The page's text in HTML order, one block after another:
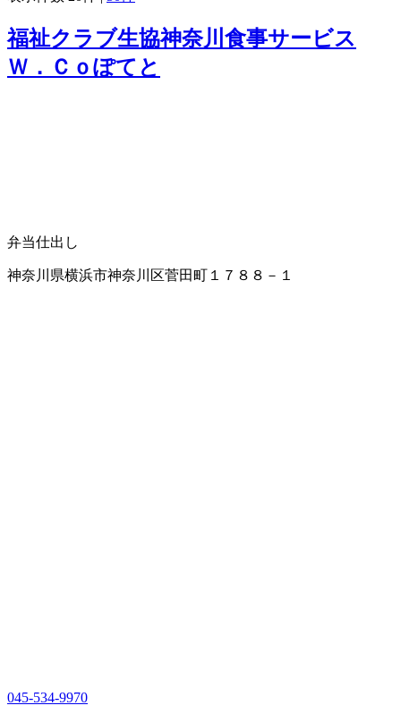
福祉クラブ生協神奈川食事サービス
Ｗ．Ｃｏぽてと
弁当仕出し
神奈川県横浜市神奈川区菅田町１７８８－１
045-534-9970